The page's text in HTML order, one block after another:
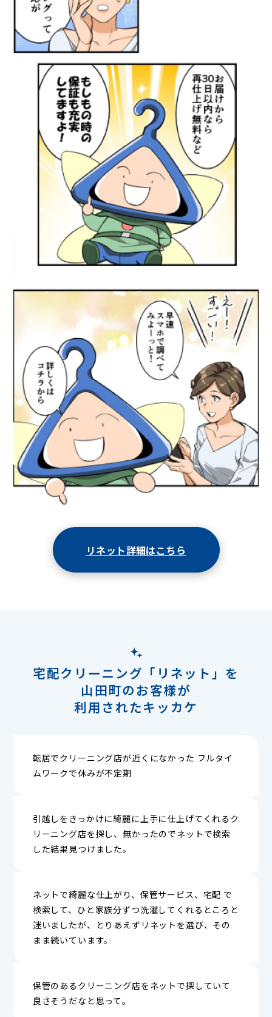
リネット詳細はこちら
宅配クリーニング「リネット」を
山田町のお客様が
利用されたキッカケ
転居でクリーニング店が近くになかった フルタイ
ムワークで休みが不定期
引越しをきっかけに綺麗に上手に仕上げてくれるク
リーニング店を探し、無かったのでネットで検索
した結果見つけました。
ネットで綺麗な仕上がり、保管サービス、宅配 で
検索して、ひと家族分ずつ洗濯してくれるところと
迷いましたが、とりあえずリネットを選び、その
まま続いています。
保管のあるクリーニング店をネットで探していて
良さそうだなと思って。